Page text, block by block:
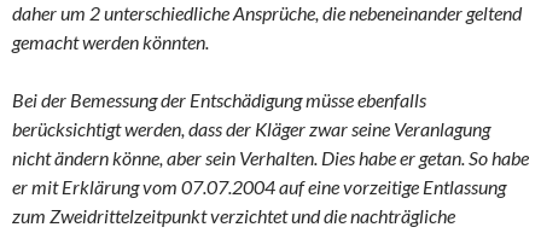
daher um 2 unterschiedliche Ansprüche, die nebeneinander geltend
gemacht werden könnten.
Bei der Bemessung der Entschädigung müsse ebenfalls
berücksichtigt werden, dass der Kläger zwar seine Veranlagung
nicht ändern könne, aber sein Verhalten. Dies habe er getan. So habe
er mit Erklärung vom 07.07.2004 auf eine vorzeitige Entlassung
zum Zweidrittelzeitpunkt verzichtet und die nachträgliche